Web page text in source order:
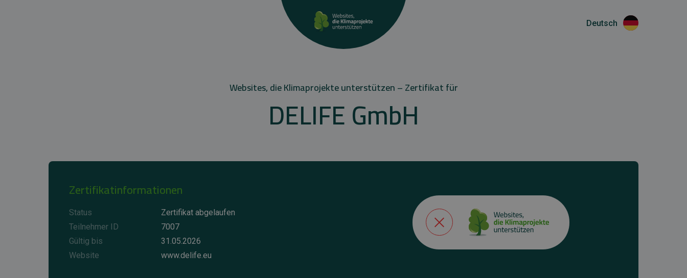
Deutsch
Websites, die Klimaprojekte unterstützen – Zertifikat für
DELIFE GmbH
Zertifikatinformationen
Status
Zertifikat abgelaufen
Teilnehmer ID
7007
Gültig bis
31.05.2026
Website
www.delife.eu